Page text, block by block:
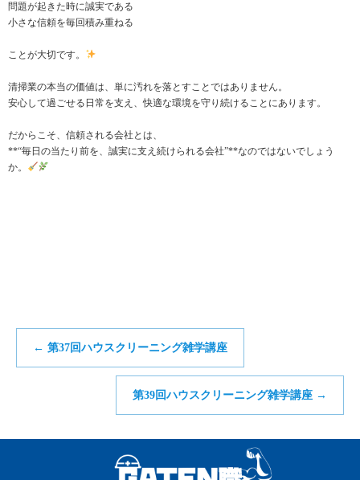
問題が起きた時に誠実である
小さな信頼を毎回積み重ねる
ことが大切です。
清掃業の本当の価値は、単に汚れを落とすことではありません。
安心して過ごせる日常を支え、快適な環境を守り続けることにあります。
だからこそ、信頼される会社とは、
**“毎日の当たり前を、誠実に支え続けられる会社”**なのではないでしょう
か。
← 第37回ハウスクリーニング雑学講座
第39回ハウスクリーニング雑学講座 →